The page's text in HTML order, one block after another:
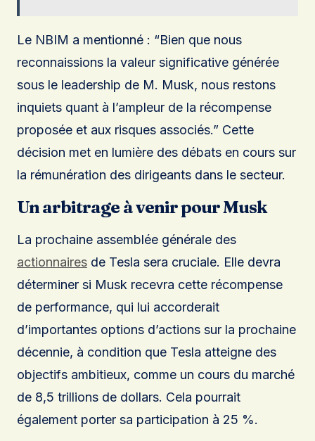
Le NBIM a mentionné : “Bien que nous
reconnaissions la valeur significative générée
sous le leadership de M. Musk, nous restons
inquiets quant à l’ampleur de la récompense
proposée et aux risques associés.” Cette
décision met en lumière des débats en cours sur
la rémunération des dirigeants dans le secteur.
Un arbitrage à venir pour Musk
La prochaine assemblée générale des
actionnaires de Tesla sera cruciale. Elle devra
déterminer si Musk recevra cette récompense
de performance, qui lui accorderait
d’importantes options d’actions sur la prochaine
décennie, à condition que Tesla atteigne des
objectifs ambitieux, comme un cours du marché
de 8,5 trillions de dollars. Cela pourrait
également porter sa participation à 25 %.